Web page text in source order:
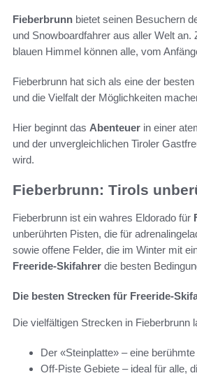
Fieberbrunn bietet seinen Besuchern
und Snowboardfahrer aus aller Welt
blauen Himmel können alle, vom
Fieberbrunn hat sich als eine der besten
und die Vielfalt der Möglichkeiten
Hier beginnt das Abenteuer in einer
und der unvergleichlichen Tiroler
wird.
Fieberbrunn: Tirols
Fieberbrunn ist ein wahres Eldorado für
unberührten Pisten, die für
sowie offene Felder, die im Winter mit
Freeride-Skifahrer die besten
Die besten Strecken für Freeride-
Die vielfältigen Strecken in Fieberbrunn
Der «Steinplatte» – eine
Off-Piste Gebiete – ideal für alle,